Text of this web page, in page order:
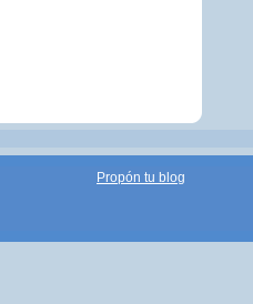
Propón tu blog